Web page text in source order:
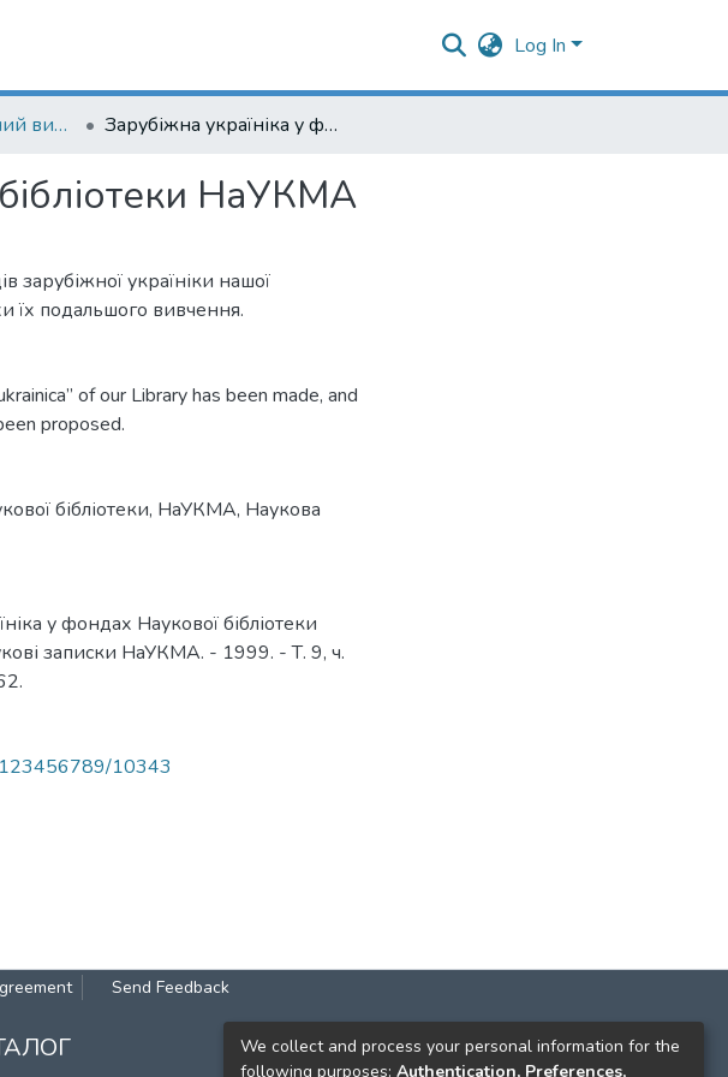
Log In
009 (1): Спеціальний випуск Зарубіжна україніка у фондах Наукової бібліотеки НаУКМА
НаУКМА
зарубіжної україніки нашої
їх подальшого вивчення.
of our Library has been made, and
proposed.
бібліотеки, НаУКМА, Наукова
у фондах Наукової бібліотеки
записки НаУКМА. - 1999. - Т. 9, ч.
123456789/10343
Send Feedback
КОНТАКТИ
We collect and process your personal information for the
following purposes: Authentication, Preferences,